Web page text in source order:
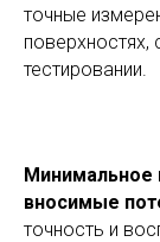
точные
тестировании.
Минимальное
вносимые
точность и